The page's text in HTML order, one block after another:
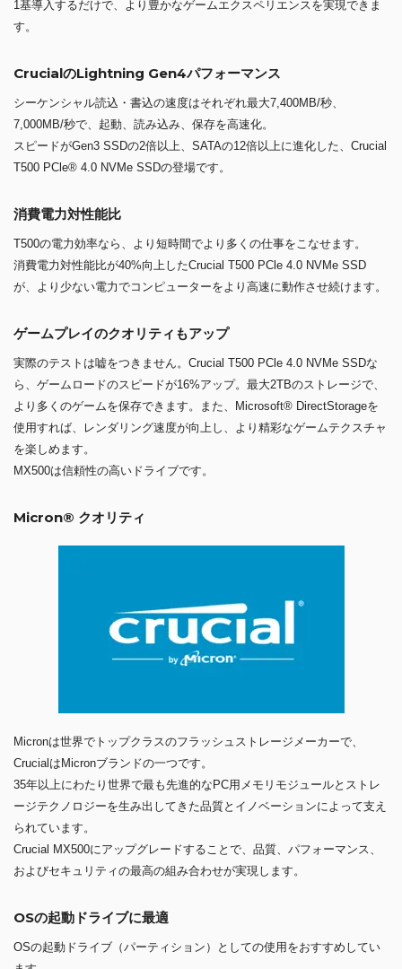
1基導入するだけで、より豊かなゲームエクスペリエンスを実現できま
す。
CrucialのLightning Gen4パフォーマンス
シーケンシャル読込・書込の速度はそれぞれ最大7,400MB/秒、
7,000MB/秒で、起動、読み込み、保存を高速化。
スピードがGen3 SSDの2倍以上、SATAの12倍以上に進化した、Crucial
T500 PCle® 4.0 NVMe SSDの登場です。
消費電力対性能比
T500の電力効率なら、より短時間でより多くの仕事をこなせます。
消費電力対性能比が40%向上したCrucial T500 PCle 4.0 NVMe SSD
が、より少ない電力でコンピューターをより高速に動作させ続けます。
ゲームプレイのクオリティもアップ
実際のテストは嘘をつきません。Crucial T500 PCle 4.0 NVMe SSDな
ら、ゲームロードのスピードが16%アップ。最大2TBのストレージで、
より多くのゲームを保存できます。また、Microsoft® DirectStorageを
使用すれば、レンダリング速度が向上し、より精彩なゲームテクスチャ
を楽しめます。
MX500は信頼性の高いドライブです。
Micron® クオリティ
Micronは世界でトップクラスのフラッシュストレージメーカーで、
CrucialはMicronブランドの一つです。
35年以上にわたり世界で最も先進的なPC用メモリモジュールとストレ
ージテクノロジーを生み出してきた品質とイノベーションによって支え
られています。
Crucial MX500にアップグレードすることで、品質、パフォーマンス、
およびセキュリティの最高の組み合わせが実現します。
OSの起動ドライブに最適
OSの起動ドライブ（パーティション）としての使用をおすすめしてい